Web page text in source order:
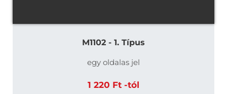
M1102 - 1. Típus
egy oldalas jel
1 220 Ft -tól